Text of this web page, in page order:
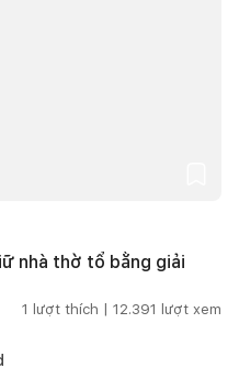
nhà thờ tổ bằng giải
1 lượt thích | 12.391 lượt xem